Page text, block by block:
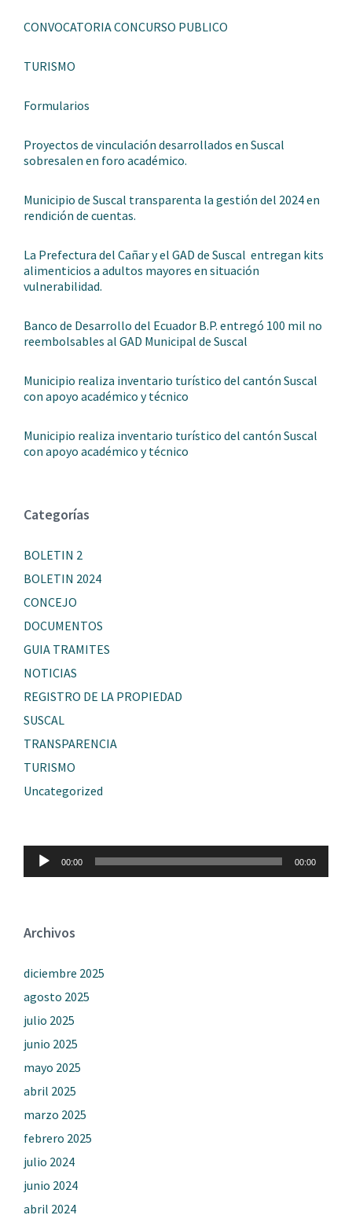
CONVOCATORIA CONCURSO PUBLICO
TURISMO
Formularios
Proyectos de vinculación desarrollados en Suscal
sobresalen en foro académico.
Municipio de Suscal transparenta la gestión del 2024 en
rendición de cuentas.
La Prefectura del Cañar y el GAD de Suscal entregan kits
alimenticios a adultos mayores en situación
vulnerabilidad.
Banco de Desarrollo del Ecuador B.P. entregó 100 mil no
reembolsables al GAD Municipal de Suscal
Municipio realiza inventario turístico del cantón Suscal
con apoyo académico y técnico
Municipio realiza inventario turístico del cantón Suscal
con apoyo académico y técnico
Categorías
BOLETIN 2
BOLETIN 2024
CONCEJO
DOCUMENTOS
GUIA TRAMITES
NOTICIAS
REGISTRO DE LA PROPIEDAD
SUSCAL
TRANSPARENCIA
TURISMO
Uncategorized
Reproductor
audio
00:00 00:00
Archivos
diciembre 2025
agosto 2025
julio 2025
junio 2025
mayo 2025
abril 2025
marzo 2025
febrero 2025
julio 2024
junio 2024
abril 2024